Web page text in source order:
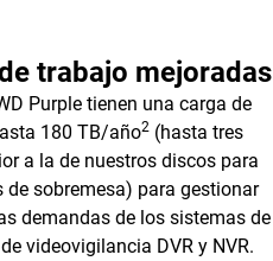
trabajo mejoradas
Purple tienen una carga de
180 TB/año2 (hasta tres
a la de nuestros discos para
de sobremesa) para gestionar
demandas de los sistemas de
videovigilancia DVR y NVR.